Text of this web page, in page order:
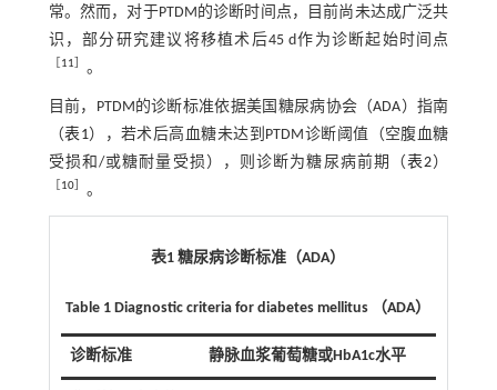
常。然而，对于PTDM的诊断时间点，目前尚未达成广泛共
识，部分研究建议将移植术后45 d作为诊断起始时间点
11 。
目前，PTDM的诊断标准依据美国糖尿病协会（ADA）指南
（表1），若术后高血糖未达到PTDM诊断阈值（空腹血糖
受损和/或糖耐量受损），则诊断为糖尿病前期（表2）
10］ 。
表1 糖尿病诊断标准（ADA）
Table 1 Diagnostic criteria for diabetes mellitus （ADA）
诊断标准 静脉血浆葡萄糖或HbA1c水平